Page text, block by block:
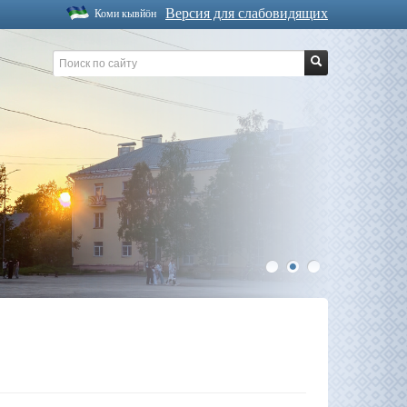
Версия для слабовидящих
Коми кывйöн
1 2 3